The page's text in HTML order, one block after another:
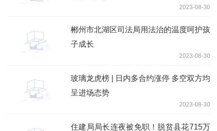
2023-08-30
郴州市北湖区司法局用法治的温度呵护孩
子成长
2023-08-30
玻璃龙虎榜 | 日内多合约涨停 多空双方均
呈进场态势
2023-08-30
住建局局长连夜被免职！脱贫县花715万